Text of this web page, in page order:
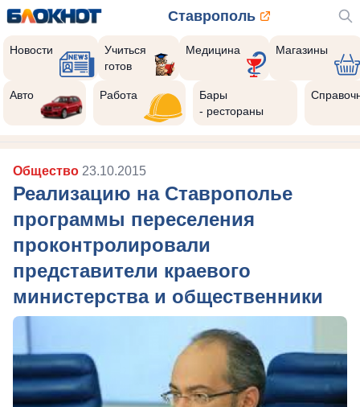
Ставрополь
Новости
Учиться
готов
Медицина Магазины
Авто Работа
Бары
- рестораны
Общество 23.10.2015
Реализацию на Ставрополье
программы переселения
проконтролировали
представители краевого
министерства и общественники